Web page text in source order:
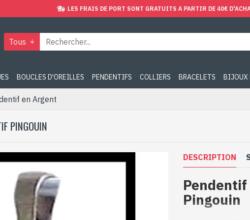
LES FRAIS DE PORT SONT GRATUITS A PARTIR DE 40€
Tous
BOUCLES D'OREILLES PENDENTIFS COLLIERS BRACELETS BIJOUX
en Argent
PINGOUIN
DESCRIPTION
Pingouin